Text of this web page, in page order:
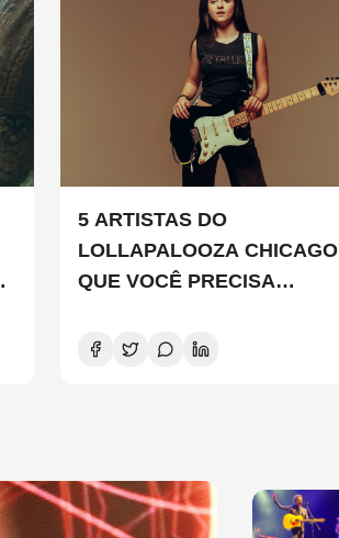
5 ARTISTAS DO
LOLLAPALOOZA CHICAGO
QUE VOCÊ PRECISA